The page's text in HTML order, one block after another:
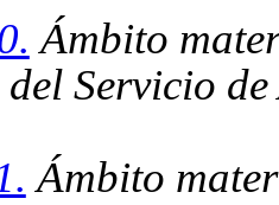
Ámbito
Servicio
Ámbito